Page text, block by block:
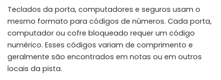
Global Community
Join gamers worldwide and get real-time alerts
Teclados da porta, computadores e seguros usam o
mesmo formato para códigos de números. Cada porta,
computador ou cofre bloqueado requer um código
numérico. Esses códigos variam de comprimento e
geralmente são encontrados em notas ou em outros
locais da pista.